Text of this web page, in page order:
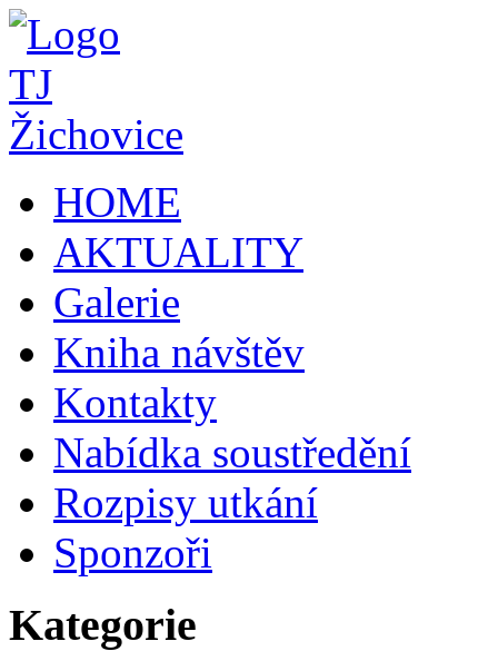
HOME
AKTUALITY
Galerie
Kniha návštěv
Kontakty
Nabídka soustředění
Rozpisy utkání
Sponzoři
Kategorie